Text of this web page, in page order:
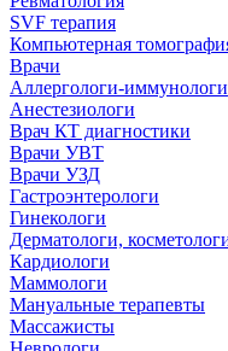
SVF терапия
Компьютерная
Врачи
Аллергологи-иммунологи
Анестезиологи
Врач КТ диагностики
Врачи УВТ
Врачи УЗД
Гастроэнтерологи
Гинекологи
Дерматологи,
Кардиологи
Маммологи
Мануальные терапевты
Массажисты